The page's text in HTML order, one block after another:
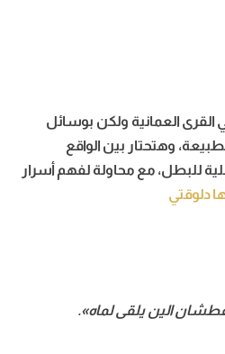
القرى العمانية ولكن بوسائل
وهتحتار بين الواقع
للبطل، مع محاولة لفهم أسرار
دلوقتي
الين يلقى لماه».